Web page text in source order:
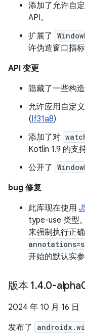
添加了允许自
API。
扩展了
许伪造窗口指标
API 变更
隐藏了一些构
允许应用自定义
(If31a8)
添加了对
Kotlin 1.9 的支
公开了
bug 修复
此库现在使用
type-use 类型
来强制执行正确
开始的默认实
版本 1.4.0-
2024 年 10 月 16 日
发布了